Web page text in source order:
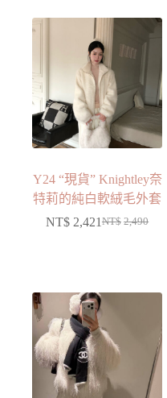
Y24 “現貨” Knightley奈
特莉的純白軟絨毛外套
NT$ 2,490
NT$ 2,421